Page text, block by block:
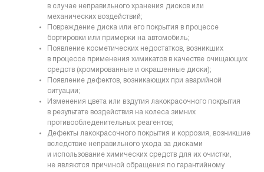
в случае неправильного хранения дисков или
механических воздействий;
Повреждение диска или его покрытия в процессе
бортировки или примерки на автомобиль;
Появление косметических недостатков, возникших
в процессе применения химикатов в качестве очищающих
средств (хромированные и окрашенные диски);
Появление дефектов, возникающих при аварийной
ситуации;
Изменения цвета или вздутия лакокрасочного покрытия
в результате воздействия на колеса зимних
противообледенительных реагентов;
Дефекты лакокрасочного покрытия и коррозия, возникшие
вследствие неправильного ухода за дисками
и использование химических средств для их очистки,
не являются причиной обращения по гарантийному